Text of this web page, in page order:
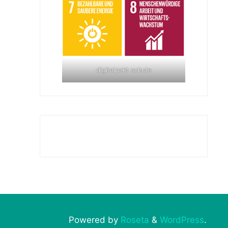
digitalpakt schule
Powered byRoseta & WordPress.